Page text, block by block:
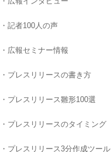
記者100人の声
広報セミナー情報
プレスリリースの書き方
プレスリリース雛形100選
プレスリリースのタイミング
プレスリリース3分作成ツール